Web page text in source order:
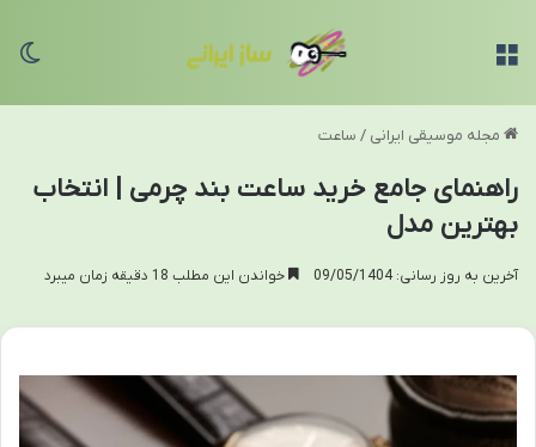
مجله موسیقی ایرانی / ساعت
راهنمای جامع خرید ساعت بند چرمی | انتخاب
بهترین مدل
آخرین به روز رسانی: 09/05/1404 خواندن این مطلب 18 دقیقه زمان میبرد